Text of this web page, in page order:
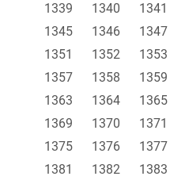
1339
1340 1341
1345
1346 1347
1351
1352 1353
1357
1358 1359
1363
1364 1365
1369
1370 1371
1375
1376 1377
1381
1382 1383